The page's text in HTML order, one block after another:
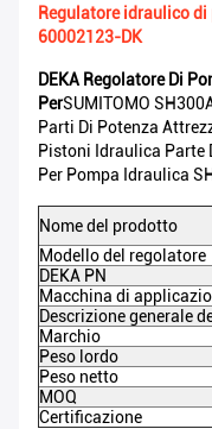
Regulatore idraulico
60002123-DK
DEKA Regolatore Di
PerSUMITOMO
Parti Di Potenza
Pistoni Idraulica Parte
Per Pompa Idraulica
Nome del prodotto
Modello del regolatore
DEKA PN
Macchina di
Descrizione generale
Marchio
Peso lordo
Peso netto
MOQ
Certificazione